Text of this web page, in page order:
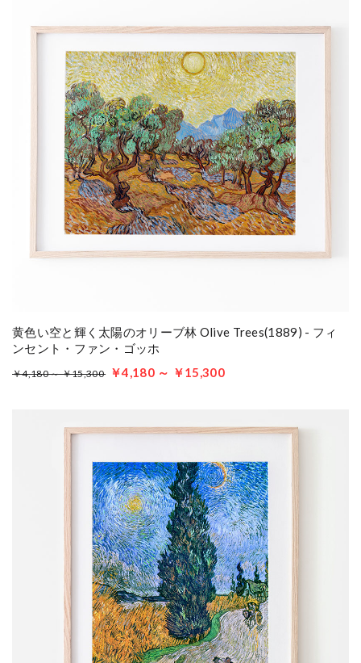
黄色い空と輝く太陽のオリーブ林 Olive Trees(1889) - フィ
ンセント・ファン・ゴッホ
￥4,180 ～ ￥15,300 ￥4,180 ～ ￥15,300